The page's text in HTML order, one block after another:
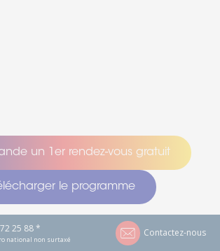
un 1er rendez-vous gratuit
le programme
25 88 *
national non surtaxé
Contactez-nous